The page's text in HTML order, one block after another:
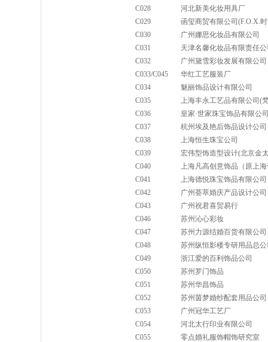
C028
河北新美化妆用具厂
C029
函玺商贸有限公司(F.O.X.
C030
广州娜思化妆品有限公司
C031
天津名馨化妆品有限责任
C032
广州黛雪彩妆发展有限公司
C033/C045
华红工艺服装厂
C034
魅丽饰品设计有限公司
C035
上海丰永工艺品有限公司(
C036
皇家·世家珠宝饰品有限公
C037
杭州埃及艳后饰品设计公司
C038
上海恒生珠宝公司
C039
宏伟型饰造型设计(北京金
C040
上海凡高创意饰品（原上
C041
上海德悦珠宝饰品有限公司
C042
广州荟萃婚庆产品设计公司
C043
广州祝君喜贸易行
C046
苏州沁心彩妆
C047
苏州力源结婚百货有限公司
C048
苏州纵恒影楼专研用品总
C049
浙江爱的百利饰品公司
C050
苏州罗门饰品
C051
苏州华昌饰品
C052
苏州茵梦婚纱配套用品公司
C053
广州冠华工艺厂
C054
河北太行印业有限公司
C055
零点婚礼服饰帽饰研究室